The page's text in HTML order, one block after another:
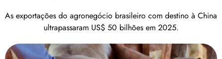
As exportações do agronegócio brasileiro com destino à China
ultrapassaram US$ 50 bilhões em 2025.